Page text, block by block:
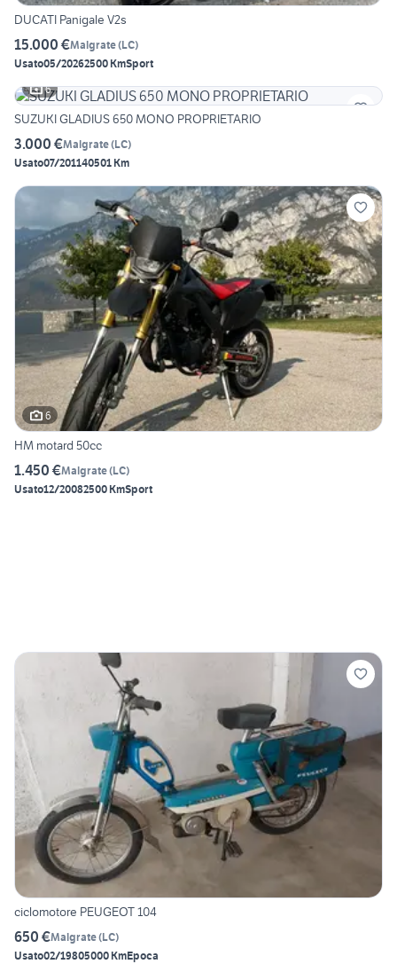
DUCATI Panigale V2s
15.000 €Malgrate(LC)
Usato05/20262500 KmSport
6
SUZUKI GLADIUS 650 MONO PROPRIETARIO
3.000 €Malgrate(LC)
Usato07/201140501 Km
6
HM motard 50cc
1.450 €Malgrate(LC)
Usato12/20082500 KmSport
ciclomotore PEUGEOT 104
650 €Malgrate(LC)
Usato02/19805000 KmEpoca